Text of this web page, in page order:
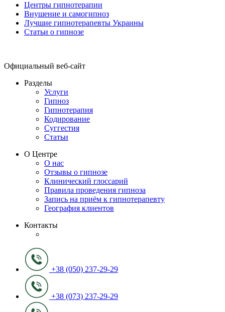
Центры гипнотерапии
Внушение и самогипноз
Лучшие гипнотерапевты Украины
Статьи о гипнозе
Официальный веб-сайт
Разделы
Услуги
Гипноз
Гипнотерапия
Кодирование
Суггестия
Статьи
О Центре
О нас
Отзывы о гипнозе
Клинический глоссарий
Правила проведения гипноза
Запись на приём к гипнотерапевту
География клиентов
Контакты
+38 (050) 237-29-29
+38 (073) 237-29-29